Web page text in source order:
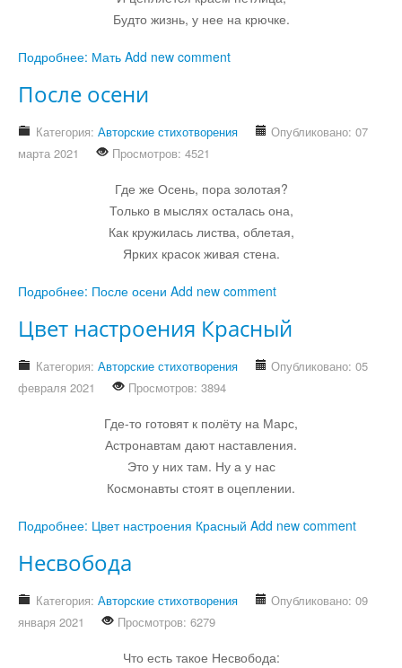
Будто жизнь, у нее на крючке.
Подробнее: Мать Add new comment
После осени
Категория: Авторские стихотворения
Опубликовано: 07
марта 2021
Просмотров: 4521
Где же Осень, пора золотая?
Только в мыслях осталась она,
Как кружилась листва, облетая,
Ярких красок живая стена.
Подробнее: После осени Add new comment
Цвет настроения Красный
Категория: Авторские стихотворения
Опубликовано: 05
февраля 2021
Просмотров: 3894
Где-то готовят к полёту на Марс,
Астронавтам дают наставления.
Это у них там. Ну а у нас
Космонавты стоят в оцеплении.
Подробнее: Цвет настроения Красный Add new comment
Несвобода
Категория: Авторские стихотворения
Опубликовано: 09
января 2021
Просмотров: 6279
Что есть такое Несвобода: